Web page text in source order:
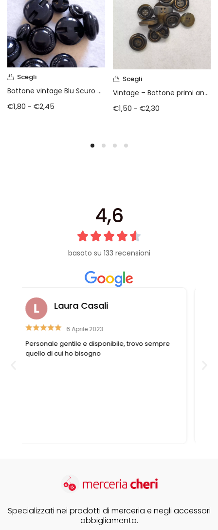
Scegli
Bottone vintage Blu Scuro anni 70
€1,80 - €2,45
Scegli
Vintage – Bottone primi anni 70
€1,50 - €2,30
4,6
basato su 133 recensioni
Raffaella Casadei
26 Luglio 2019
Non puoi non trovare ciò che cerchi. Se ciò che
cerchi non è disponibile, le commesse aiutano
Specializzati nei prodotti di merceria e negli accessori
abbigliamento.